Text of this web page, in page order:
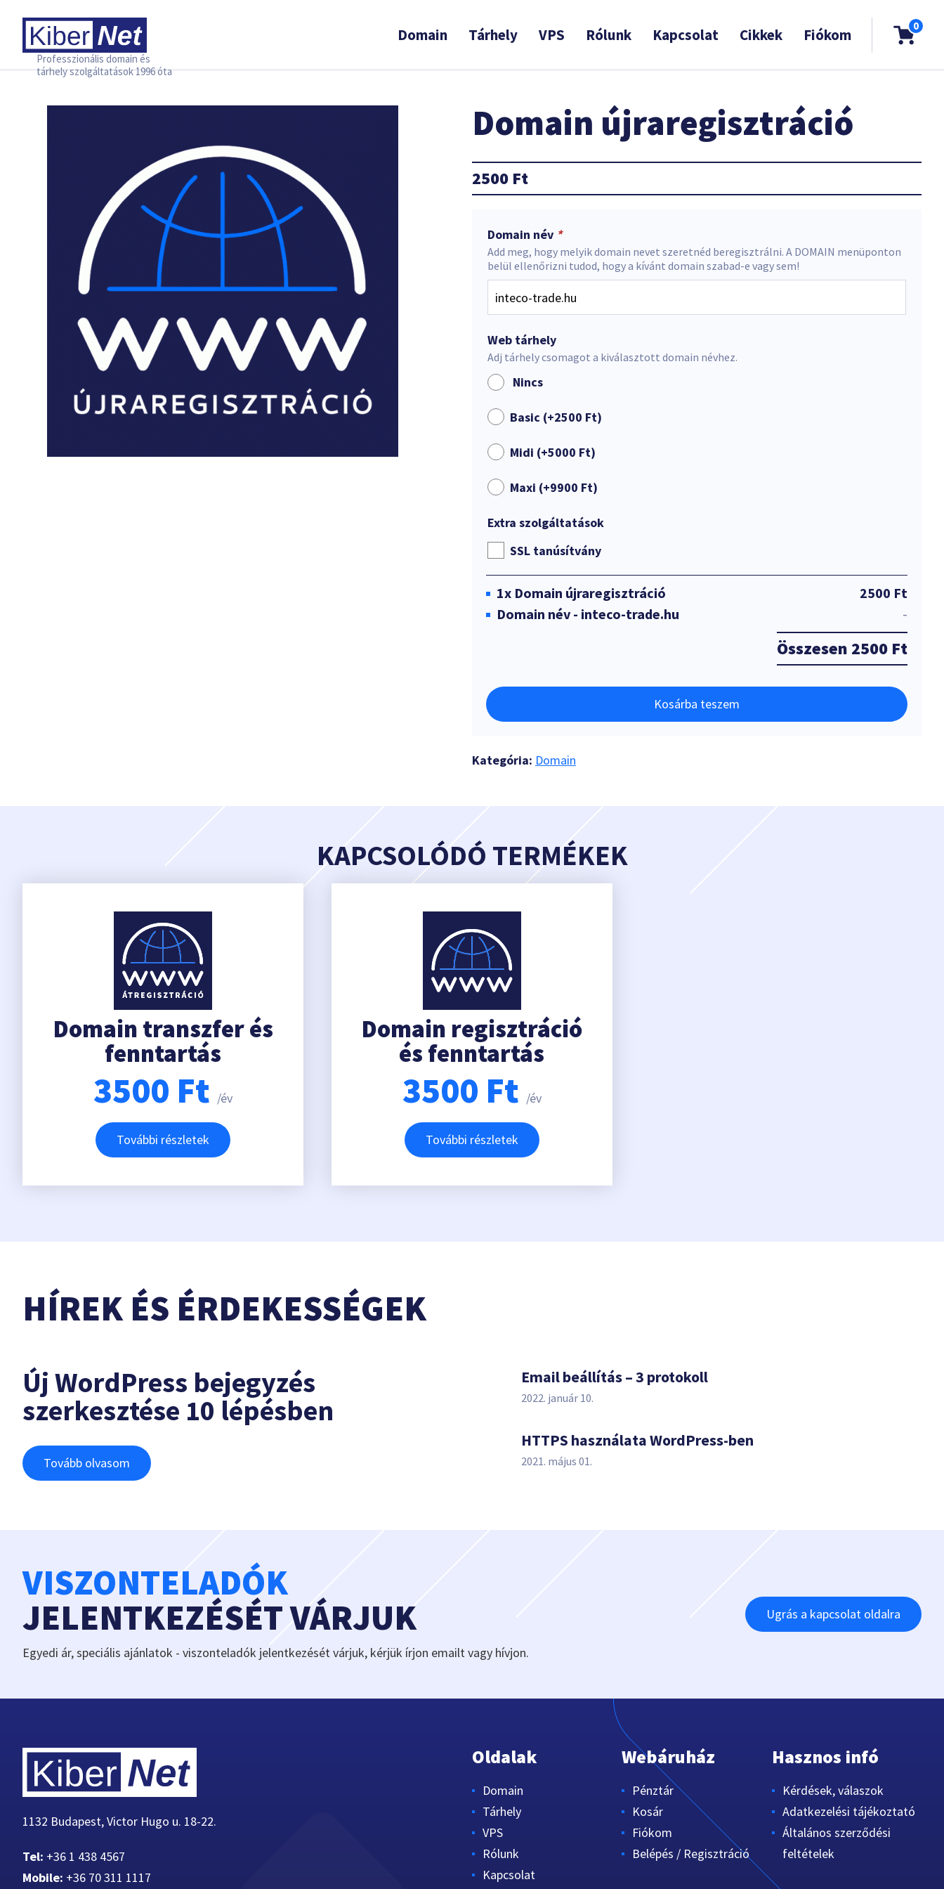
Professzionális domain és
tárhely szolgáltatások 1996 óta
Domain Tárhely VPS Rólunk Kapcsolat Cikkek Fiókom 0
Domain újraregisztráció
2500 Ft
Domain név *
Add meg, hogy melyik domain nevet szeretnéd beregisztrálni. A DOMAIN menüponton
belül ellenőrizni tudod, hogy a kívánt domain szabad-e vagy sem!
Web tárhely
Adj tárhely csomagot a kiválasztott domain névhez.
Nincs
Basic (+2500 Ft)
Midi (+5000 Ft)
Maxi (+9900 Ft)
Extra szolgáltatások
SSL tanúsítvány
1x Domain újraregisztráció
2500 Ft
Domain név - inteco-trade.hu
-
Összesen 2500 Ft
Kosárba teszem
Kategória: Domain
KAPCSOLÓDÓ TERMÉKEK
Domain transzfer és
fenntartás
3500 Ft /év
További részletek
Domain regisztráció
és fenntartás
3500 Ft /év
További részletek
HÍREK ÉS ÉRDEKESSÉGEK
Új WordPress bejegyzés
szerkesztése 10 lépésben
Tovább olvasom
Email beállítás – 3 protokoll
2022. január 10.
HTTPS használata WordPress-ben
2021. május 01.
VISZONTELADÓK
JELENTKEZÉSÉT VÁRJUK
Egyedi ár, speciális ajánlatok - viszonteladók jelentkezését várjuk, kérjük írjon emailt vagy hívjon.
Ugrás a kapcsolat oldalra
1132 Budapest, Victor Hugo u. 18-22.
Tel: +36 1 438 4567
Mobile: +36 70 311 1117
Oldalak
Domain
Tárhely
VPS
Rólunk
Kapcsolat
Webáruház
Pénztár
Kosár
Fiókom
Belépés / Regisztráció
Hasznos infó
Kérdések, válaszok
Adatkezelési tájékoztató
Általános szerződési
feltételek